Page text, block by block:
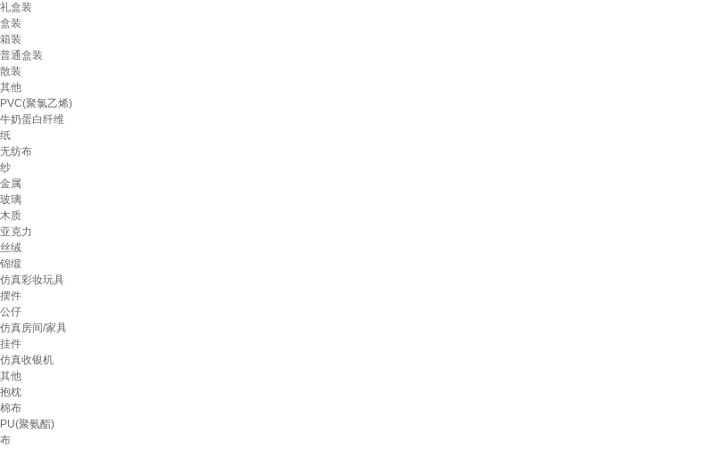
礼盒装
盒装
箱装
普通盒装
散装
其他
PVC(聚氯乙烯)
牛奶蛋白纤维
纸
无纺布
纱
金属
玻璃
木质
亚克力
丝绒
锦缎
仿真彩妆玩具
摆件
公仔
仿真房间/家具
挂件
仿真收银机
其他
抱枕
棉布
PU(聚氨酯)
布